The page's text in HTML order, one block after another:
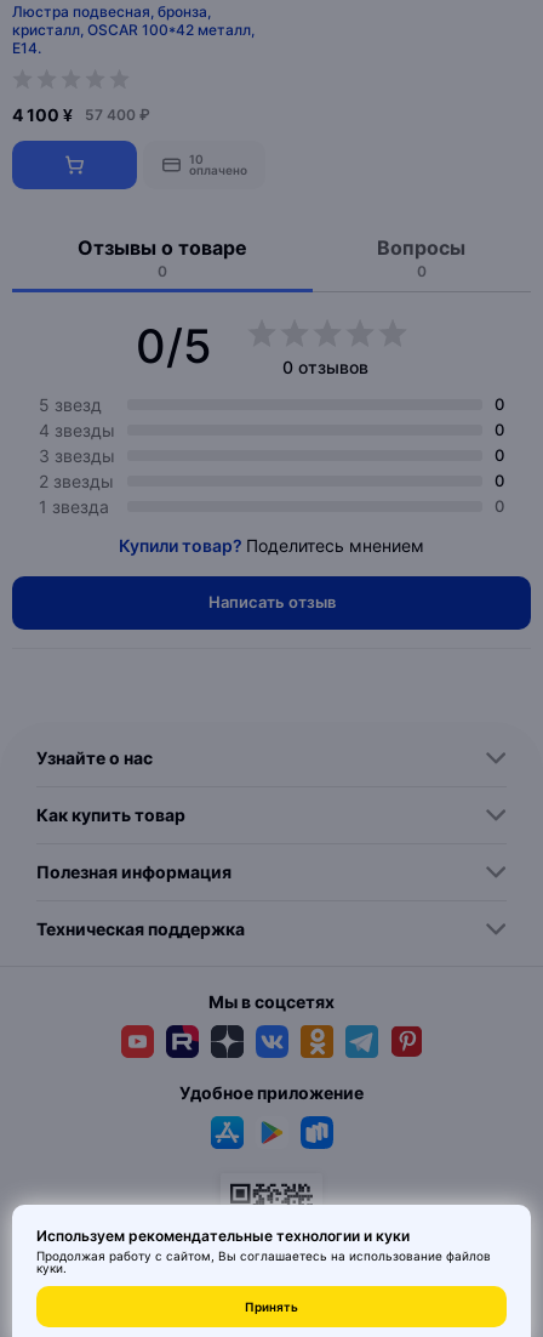
Люстра подвесная, бронза,
кристалл, OSCAR 100*42 металл,
E14.
4 100 ¥ 57 400 ₽
10
оплачено
Отзывы о товаре
0
Вопросы
0
0/5
0 отзывов
5 звезд
0
4 звезды 0
3 звезды 0
2 звезды 0
1 звезда 0
Купили товар? Поделитесь мнением
Написать отзыв
Узнайте о нас
Как купить товар
Полезная информация
Техническая поддержка
Мы в соцсетях
© 2026 MAI HE MAI. Маркетплейс дизайнерских товаров со всего
Китая по ценам заводов. Все права защищены.
Удобное приложение
Используем рекомендательные технологии и куки
Продолжая работу с сайтом, Вы соглашаетесь на использование файлов
куки.
Принять